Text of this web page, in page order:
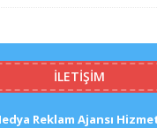
İLETIŞIM
Reklam Ajansı